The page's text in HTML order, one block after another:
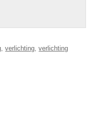
,verlichting,verlichting